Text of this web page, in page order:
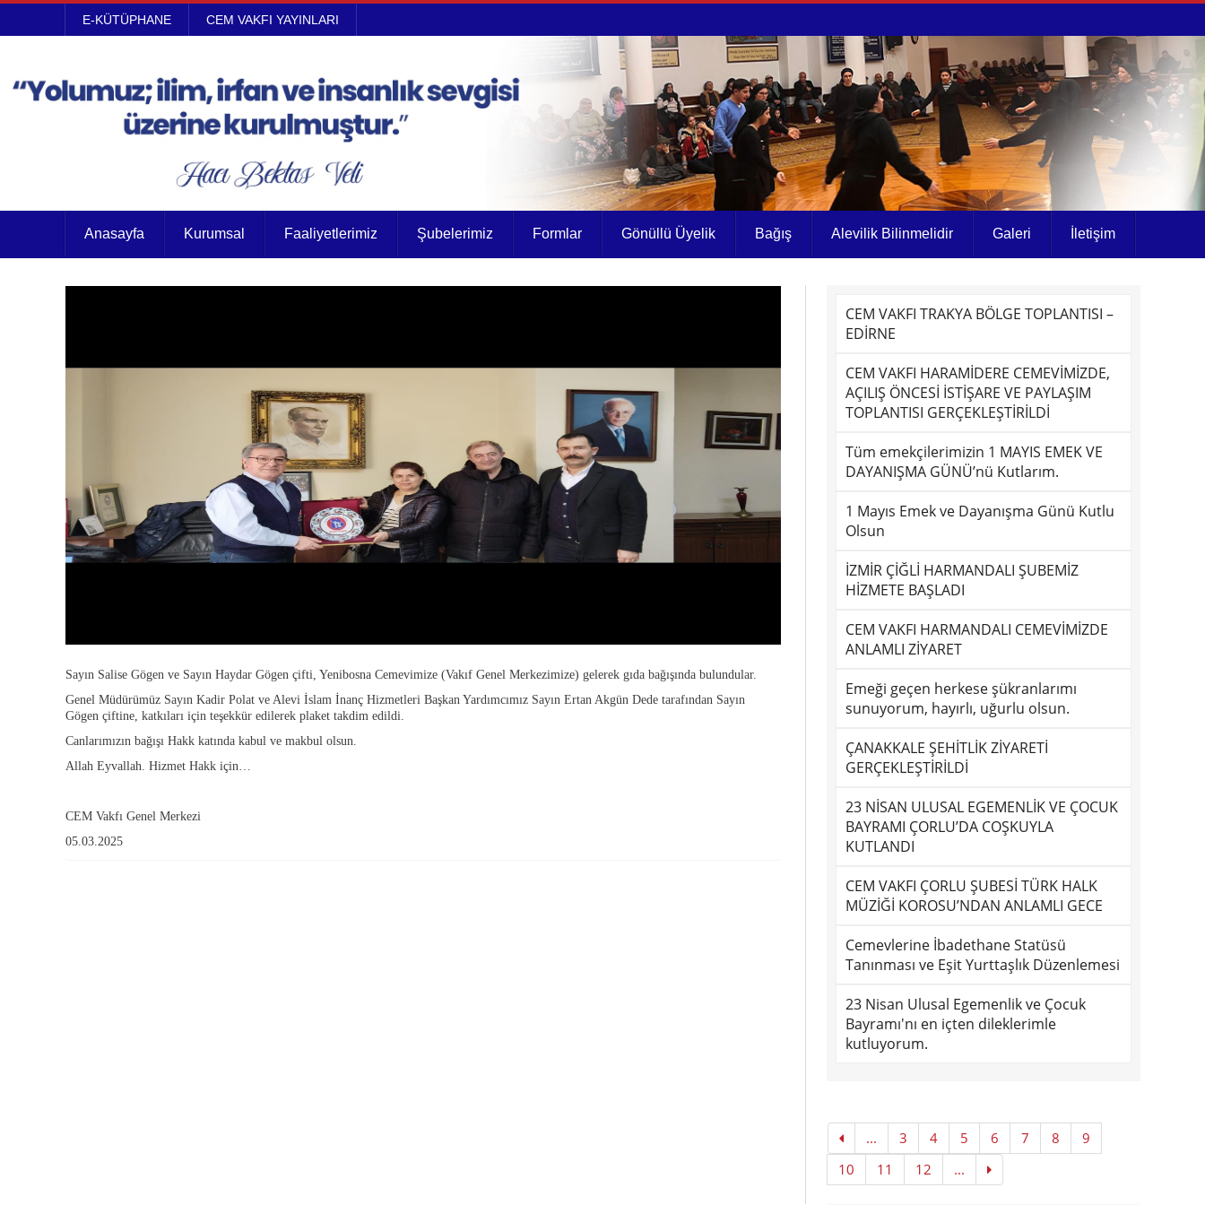
E-KÜTÜPHANE CEM VAKFI YAYINLARI
Anasayfa Kurumsal Faaliyetlerimiz Şubelerimiz Formlar Gönüllü Üyelik Bağış Alevilik Bilinmelidir Galeri İletişim
Sayın Salise Gögen ve Sayın Haydar Gögen çifti, Yenibosna Cemevimize (Vakıf Genel Merkezimize) gelerek gıda bağışında bulundular.
Genel Müdürümüz Sayın Kadir Polat ve Alevi İslam İnanç Hizmetleri Başkan Yardımcımız Sayın Ertan Akgün Dede tarafından Sayın
Gögen çiftine, katkıları için teşekkür edilerek plaket takdim edildi.
Canlarımızın bağışı Hakk katında kabul ve makbul olsun.
Allah Eyvallah. Hizmet Hakk için…
CEM Vakfı Genel Merkezi
05.03.2025
CEM VAKFI TRAKYA BÖLGE TOPLANTISI –
EDİRNE
CEM VAKFI HARAMİDERE CEMEVİMİZDE,
AÇILIŞ ÖNCESİ İSTİŞARE VE PAYLAŞIM
TOPLANTISI GERÇEKLEŞTİRİLDİ
Tüm emekçilerimizin 1 MAYIS EMEK VE
DAYANIŞMA GÜNÜ’nü Kutlarım.
1 Mayıs Emek ve Dayanışma Günü Kutlu
Olsun
İZMİR ÇİĞLİ HARMANDALI ŞUBEMİZ
HİZMETE BAŞLADI
CEM VAKFI HARMANDALI CEMEVİMİZDE
ANLAMLI ZİYARET
Emeği geçen herkese şükranlarımı
sunuyorum, hayırlı, uğurlu olsun.
ÇANAKKALE ŞEHİTLİK ZİYARETİ
GERÇEKLEŞTİRİLDİ
23 NİSAN ULUSAL EGEMENLİK VE ÇOCUK
BAYRAMI ÇORLU’DA COŞKUYLA
KUTLANDI
CEM VAKFI ÇORLU ŞUBESİ TÜRK HALK
MÜZİĞİ KOROSU’NDAN ANLAMLI GECE
Cemevlerine İbadethane Statüsü
Tanınması ve Eşit Yurttaşlık Düzenlemesi
23 Nisan Ulusal Egemenlik ve Çocuk
Bayramı'nı en içten dileklerimle
kutluyorum.
... 3 4 5 6 7 8
9
10
11 12 ...